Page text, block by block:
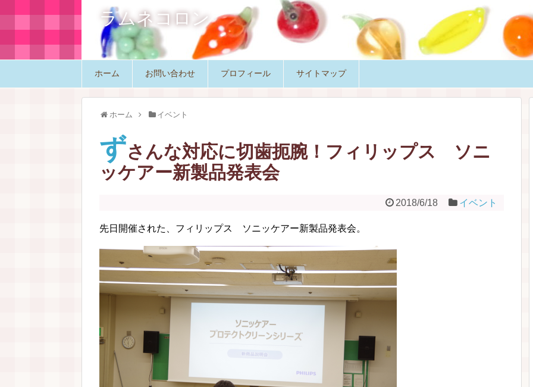
ラムネコロン
ホーム お問い合わせ プロフィール サイトマップ
ホーム イベント
ずさんな対応に切歯扼腕！フィリップス ソニ
ッケアー新製品発表会
2018/6/18 イベント
先日開催された、フィリップス ソニッケアー新製品発表会。